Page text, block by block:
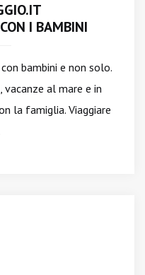
I BAMBINI
bambini e non solo.
vacanze al mare e in
la famiglia. Viaggiare